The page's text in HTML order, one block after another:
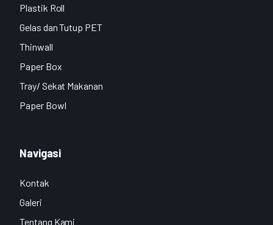
Plastik Roll
Gelas dan Tutup PET
Thinwall
Paper Box
Tray/ Sekat Makanan
Paper Bowl
Navigasi
Kontak
Galeri
Tentang Kami